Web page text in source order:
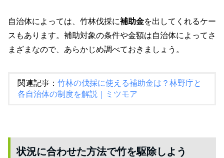
自治体によっては、竹林伐採に補助金を出してくれるケー
スもあります。補助対象の条件や金額は自治体によってさ
まざまなので、あらかじめ調べておきましょう。
関連記事： 竹林の伐採に使える補助金は？林野庁と
各自治体の制度を解説｜ミツモア
状況に合わせた方法で竹を駆除しよう